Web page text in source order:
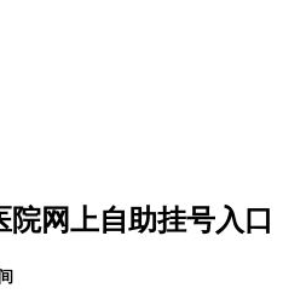
网上自助挂号入口